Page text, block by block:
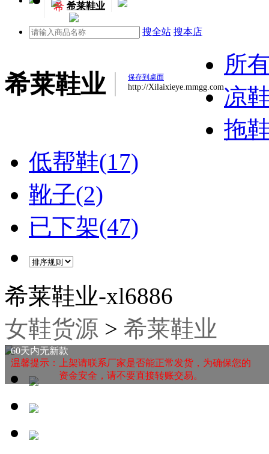
希 希莱鞋业
搜全站 搜本店
希莱鞋业 保存到桌面
http://Xilaixieye.mmgg.com
所
凉
拖
低帮鞋(17)
靴子(2)
已下架(47)
希莱鞋业-xl6886
女鞋货源 > 希莱鞋业
60天内无新款
温馨提示：上架请联系厂家是否能正常发货，为确保您的
资金安全，请不要直接转账交易。